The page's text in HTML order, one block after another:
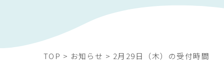
TOP > お知らせ > 2月29日（木）の受付時間